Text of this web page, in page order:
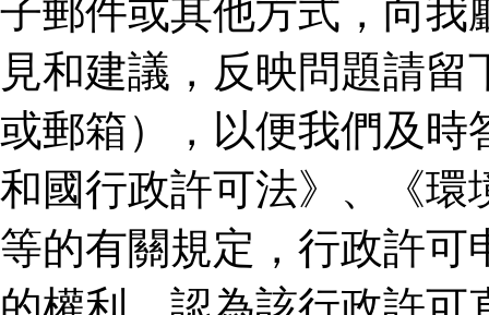
子郵件或其他方式，向我
見和建議，反映問題請
或郵箱），以便我們及時
和國行政許可法》、《環
等的有關規定，行政許可